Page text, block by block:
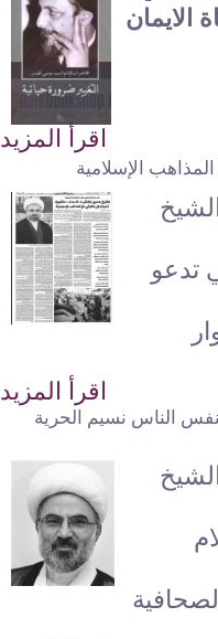
الايمان
اقرأ المزيد
الإسلامية
تدعو
اقرأ المزيد
الناس نسيم الحرية